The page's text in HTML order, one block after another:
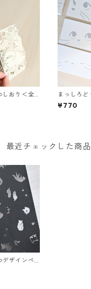
しおり＜全1
まっしろ
カード＜全
¥770
最近チェックした商品
デザインペ